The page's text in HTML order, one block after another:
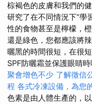
棕褐色的皮膚和我們的
研究了在不同情況下“學
性的食物甚至是檸檬，
還是綠色，您都應該將
曬黑的時間很短，在很
SPF防曬霜並保護眼睛時
聚會增色不少 了解徵信
程 各式冷凍設備，為您
色素是由人體生產的，